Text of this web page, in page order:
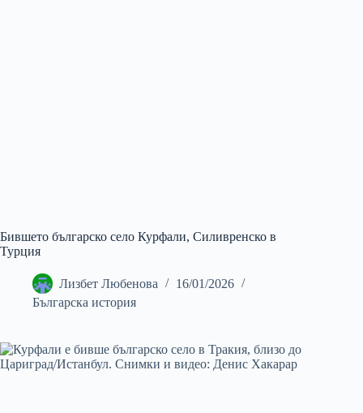
Бившето българско село Курфали, Силивренско в
Турция
Лизбет Любенова
16/01/2026
Българска история